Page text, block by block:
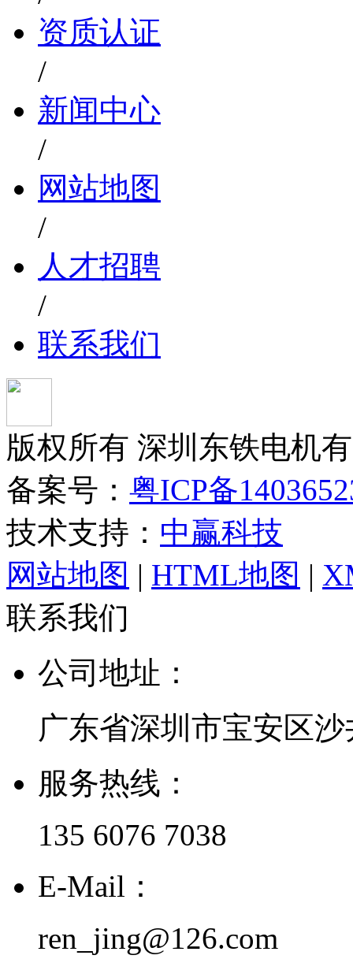
资质认证
/
新闻中心
/
网站地图
/
人才招聘
/
联系我们
版权所有 深圳东铁电机
备案号： 粤ICP备
技术支持： 中赢科技
网站地图 | HTML地图 |
联系我们
公司地址：
广东省深圳市宝安区
服务热线：
135 6076 7038
E-Mail：
ren_jing@126.com